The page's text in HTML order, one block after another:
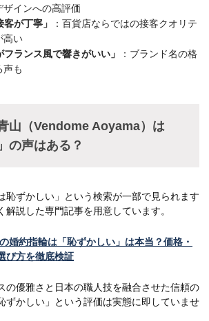
インへの高評価
客が丁寧」
：百貨店ならではの接客クオリテ
高い
フランス風で響きがいい」
：ブランド名の格
声も
山（Vendome Aoyama）は
の声はある？
恥ずかしい」という検索が一部で見られます
解説した専門記事を用意しています。
婚約指輪は「恥ずかしい」は本当？価格・
び方を徹底検証
の優雅さと日本の職人技を融合させた信頼の
ずかしい」という評価は実態に即していませ